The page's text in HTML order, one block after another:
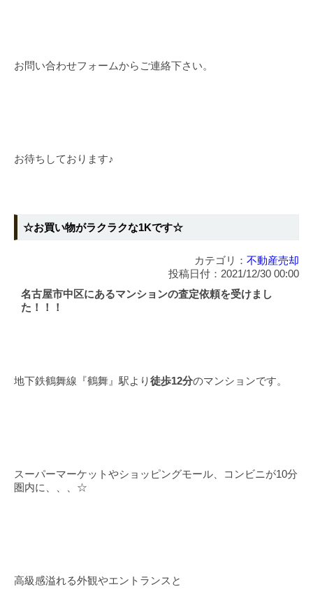
お問い合わせフォームからご連絡下さい。
お待ちしております♪
☆お買い物がラクラクな1Kです☆
カテゴリ： 不動産売却
投稿日付：2021/12/30 00:00
名古屋市中区にあるマンションの査定依頼を受けまし
た！！！
地下鉄鶴舞線『鶴舞』駅より徒歩12分のマンションです。
スーパーマーケットやショッピングモール、コンビニが10分
圏内に、、、☆
高級感溢れる外観やエントランスと